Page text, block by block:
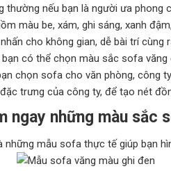
thường nếu bạn là người ưa phong
màu be, xám, ghi sáng, xanh
cho không gian, dễ bài trí
bạn có thể chọn màu sắc sofa
chọn sofa cho văn phòng, công
trưng của công ty, để tạo nét
ngay những màu sắc
những mẫu sofa thực tế giúp bạn